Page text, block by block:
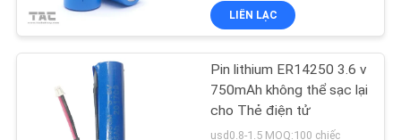
LIÊN LẠC
Pin lithium ER14250 3.6 v
750mAh không thể sạc lại
cho Thẻ điện tử
usd0.8-1.5 MOQ:100 chiếc